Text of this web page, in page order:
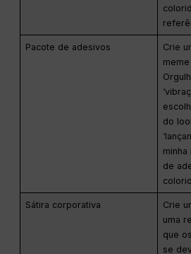
Pacote de adesivos
Crie
do
minha
de
Sátira corporativa
Crie
uma
que
se